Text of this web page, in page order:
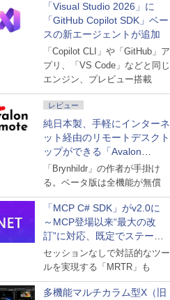
「Visual Studio 2026」に
「GitHub Copilot SDK」ベー
スの新エージェントが追加
「Copilot CLI」や「GitHub」ア
プリ、「VS Code」などと同じ
エンジン、プレビュー搭載
レビュー
純日本製、手軽にインターネ
ット経由のリモートデスクト
ップができる「Avalon
remote」
「Brynhildr」の作者が手掛け
る。ベータ版は全機能が無償
「MCP C# SDK」がv2.0に
～MCP登場以来“最大の改
訂”に対応、既定でステート
レスへ
セッションなしで対話的なツー
ルを実現する「MRTR」も
多機能マルチカラム型X（旧